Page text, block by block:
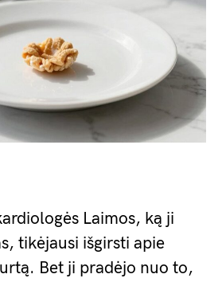
Laimos, ką ji
tikėjausi išgirsti apie
Bet ji pradėjo nuo to,